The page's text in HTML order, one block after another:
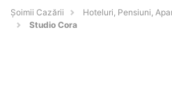
Șoimii Cazării
Hoteluri, Pensiuni,
Studio Cora